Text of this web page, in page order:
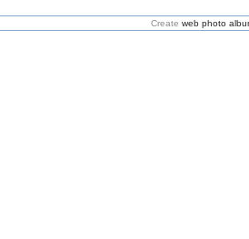
Create web photo